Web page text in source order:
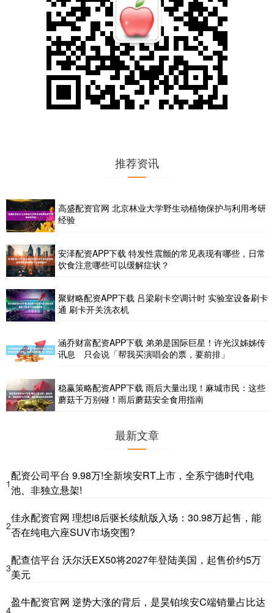
推荐资讯
高盛配资官网 北京林业大学野生动植物保护与利用考研
经验
安泽配资APP下载 特发性震颤的常见表现有哪些，日常
饮食注意哪些可以缓解症状？
聚财略配资APP下载 吕梁刷卡空调计时 实验室设备刷卡
通 刷卡开关洗衣机
涵乔财富配资APP下载 弟弟是国际巨星！许光汉姊姊传
讯息 只会说「帮我买演唱会的票，要前排」
稳赢策略配资APP下载 雨后大量出现！麻城市民：这些
蘑菇千万别碰！雨后蘑菇安全食用指南
最新文章
1
配资公司平台 9.98万!全新埃安RT上市，全系宁德时代电
池、非独立悬架!
2
佳永配资官网 理想i8后驱长续航版入场：30.98万起售，能
否在纯电六座SUV市场突围?
3
配查信平台 沃尔沃EX50将2027年登陆美国，起售价约5万
美元
4
盈牛配资官网 逆势大涨的背后，是昊铂埃安C端销量占比达